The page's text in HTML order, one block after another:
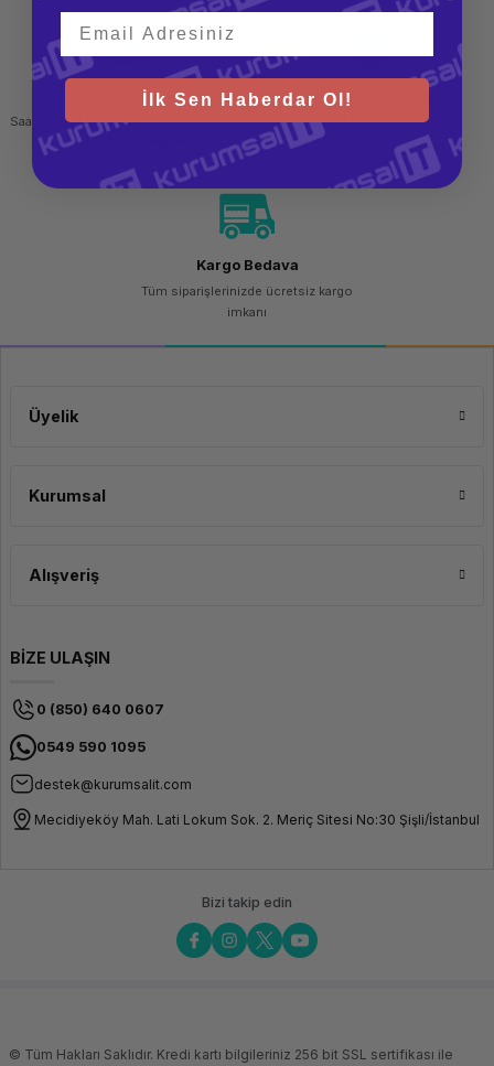
Hızlı Gönderi
Saat 15.00'a kadar yapılan siparişlerde
aynı gün kargo imkanı
Güvenli Alışveriş
256 bit SSL sertifikası
Kargo Bedava
Tüm siparişlerinizde ücretsiz kargo
imkanı
Üyelik
Kurumsal
Alışveriş
BİZE ULAŞIN
0 (850) 640 0607
0549 590 1095
destek@kurumsalit.com
Mecidiyeköy Mah. Lati Lokum Sok. 2. Meriç Sitesi No:30 Şişli/İstanbul
Bizi takip edin
© Tüm Hakları Saklıdır. Kredi kartı bilgileriniz 256 bit SSL sertifikası ile
İlk Sen Haberdar Ol!